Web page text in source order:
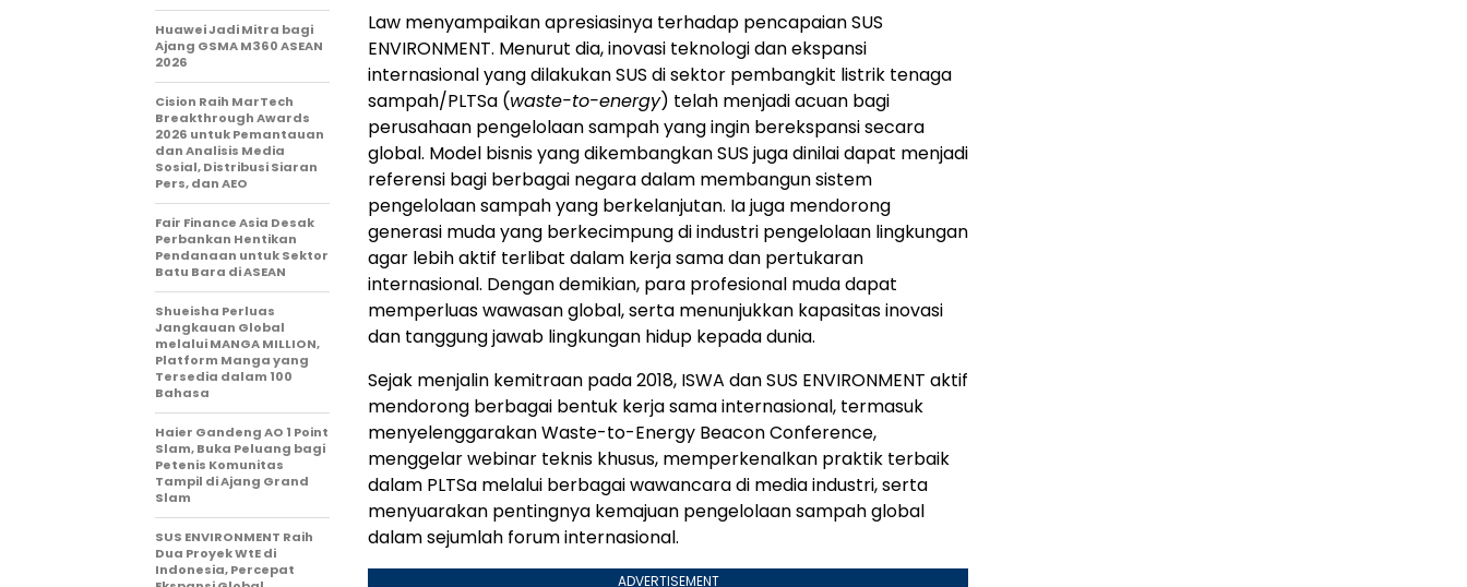
Law menyampaikan apresiasinya terhadap pencapaian SUS
ENVIRONMENT. Menurut dia, inovasi teknologi dan ekspansi
internasional yang dilakukan SUS di sektor pembangkit listrik tenaga
sampah/PLTSa (waste-to-energy) telah menjadi acuan bagi
perusahaan pengelolaan sampah yang ingin berekspansi secara
global. Model bisnis yang dikembangkan SUS juga dinilai dapat menjadi
referensi bagi berbagai negara dalam membangun sistem
pengelolaan sampah yang berkelanjutan. Ia juga mendorong
generasi muda yang berkecimpung di industri pengelolaan lingkungan
agar lebih aktif terlibat dalam kerja sama dan pertukaran
internasional. Dengan demikian, para profesional muda dapat
memperluas wawasan global, serta menunjukkan kapasitas inovasi
dan tanggung jawab lingkungan hidup kepada dunia.
Sejak menjalin kemitraan pada 2018, ISWA dan SUS ENVIRONMENT aktif
mendorong berbagai bentuk kerja sama internasional, termasuk
menyelenggarakan Waste-to-Energy Beacon Conference,
menggelar webinar teknis khusus, memperkenalkan praktik terbaik
dalam PLTSa melalui berbagai wawancara di media industri, serta
menyuarakan pentingnya kemajuan pengelolaan sampah global
dalam sejumlah forum internasional.
ADVERTISEMENT
Huawei Jadi Mitra bagi
Ajang GSMA M360 ASEAN
2026
Cision Raih MarTech
Breakthrough Awards
2026 untuk Pemantauan
dan Analisis Media
Sosial, Distribusi Siaran
Pers, dan AEO
Fair Finance Asia Desak
Perbankan Hentikan
Pendanaan untuk Sektor
Batu Bara di ASEAN
Shueisha Perluas
Jangkauan Global
melalui MANGA MILLION,
Platform Manga yang
Tersedia dalam 100
Bahasa
Haier Gandeng AO 1 Point
Slam, Buka Peluang bagi
Petenis Komunitas
Tampil di Ajang Grand
Slam
SUS ENVIRONMENT Raih
Dua Proyek WtE di
Indonesia, Percepat